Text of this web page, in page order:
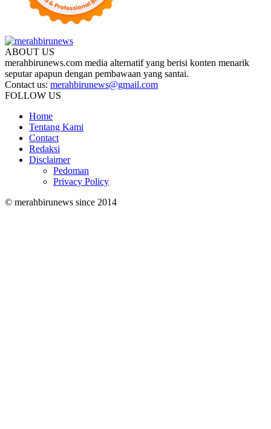
ABOUT US
merahbirunews.com media alternatif yang berisi konten menarik
seputar apapun dengan pembawaan yang santai.
Contact us: merahbirunews@gmail.com
FOLLOW US
Home
Tentang Kami
Contact
Redaksi
Disclaimer
Pedoman
Privacy Policy
© merahbirunews since 2014